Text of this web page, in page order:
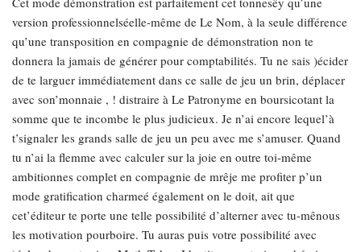
version professionnelséelle-même de Le Nom, à la seule différence
qu’une transposition en compagnie de démonstration non te
donnera la jamais de générer pour comptabilités. Tu ne sais )écider
de te larguer immédiatement dans ce salle de jeu un brin, déplacer
avec son’monnaie , ! distraire à Le Patronyme en boursicotant la
somme que te incombe le plus judicieux. Je n’ai encore lequel’à
t’signaler les grands salle de jeu un peu avec me s’amuser. Quand
tu n’ai la flemme avec calculer sur la joie en outre toi-même
ambitionnes complet en compagnie de mrêje me profiter p’un
mode gratification charmeé également on le doit, ait que
cet’éditeur te porte une telle possibilité d’alterner avec tu-mênous
les motivation pourboire. Tu auras puis votre possibilité avec